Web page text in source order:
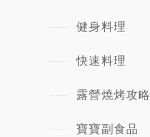
健身料理
快速料理
露營燒烤攻略
寶寶副食品